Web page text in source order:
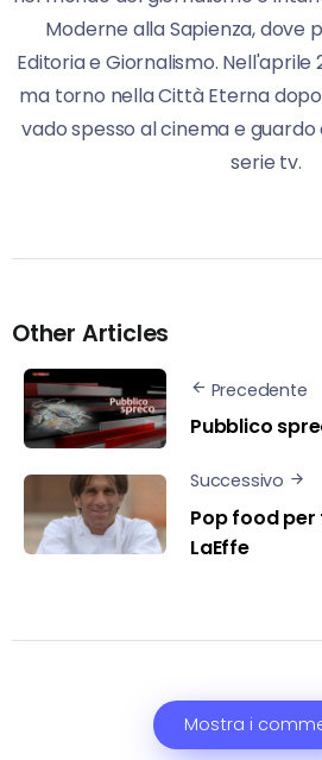
Moderne alla Sapienza, dove
Editoria e Giornalismo. Nell'aprile
ma torno nella Città Eterna dopo
vado spesso al cinema e
serie tv.
Other Articles
Precedente
Pubblico
Successivo
Pop food
LaEffe
Mostra i